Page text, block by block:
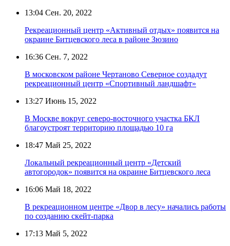
13:04 Сен. 20, 2022
Рекреационный центр «Активный отдых» появится на
окраине Битцевского леса в районе Зюзино
16:36 Сен. 7, 2022
В московском районе Чертаново Северное создадут
рекреационный центр «Спортивный ландшафт»
13:27 Июнь 15, 2022
В Москве вокруг северо-восточного участка БКЛ
благоустроят территорию площадью 10 га
18:47 Май 25, 2022
Локальный рекреационный центр «Детский
автогородок» появится на окраине Битцевского леса
16:06 Май 18, 2022
В рекреационном центре «Двор в лесу» начались работы
по созданию скейт-парка
17:13 Май 5, 2022